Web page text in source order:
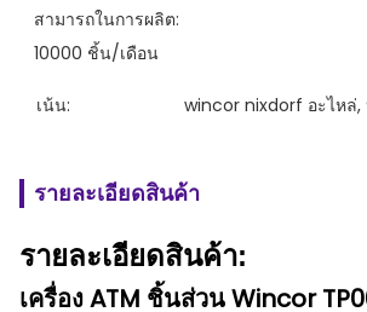
สามารถในการผลิต:
10000 ชิ้น/เดือน
เน้น: wincor nixdorf อะไหล่,
รายละเอียดสินค้า
รายละเอียดสินค้า:
เครื่อง ATM ชิ้นส่วน Wincor